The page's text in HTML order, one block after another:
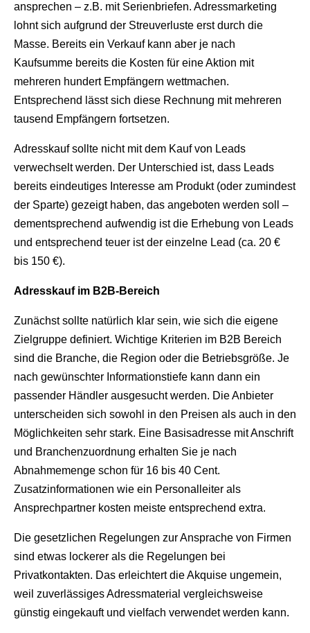
ansprechen – z.B. mit Serienbriefen. Adressmarketing
lohnt sich aufgrund der Streuverluste erst durch die
Masse. Bereits ein Verkauf kann aber je nach
Kaufsumme bereits die Kosten für eine Aktion mit
mehreren hundert Empfängern wettmachen.
Entsprechend lässt sich diese Rechnung mit mehreren
tausend Empfängern fortsetzen.
Adresskauf sollte nicht mit dem Kauf von Leads
verwechselt werden. Der Unterschied ist, dass Leads
bereits eindeutiges Interesse am Produkt (oder zumindest
der Sparte) gezeigt haben, das angeboten werden soll –
dementsprechend aufwendig ist die Erhebung von Leads
und entsprechend teuer ist der einzelne Lead (ca. 20 €
bis 150 €).
Adresskauf im B2B-Bereich
Zunächst sollte natürlich klar sein, wie sich die eigene
Zielgruppe definiert. Wichtige Kriterien im B2B Bereich
sind die Branche, die Region oder die Betriebsgröße. Je
nach gewünschter Informationstiefe kann dann ein
passender Händler ausgesucht werden. Die Anbieter
unterscheiden sich sowohl in den Preisen als auch in den
Möglichkeiten sehr stark. Eine Basisadresse mit Anschrift
und Branchenzuordnung erhalten Sie je nach
Abnahmemenge schon für 16 bis 40 Cent.
Zusatzinformationen wie ein Personalleiter als
Ansprechpartner kosten meiste entsprechend extra.
Die gesetzlichen Regelungen zur Ansprache von Firmen
sind etwas lockerer als die Regelungen bei
Privatkontakten. Das erleichtert die Akquise ungemein,
weil zuverlässiges Adressmaterial vergleichsweise
günstig eingekauft und vielfach verwendet werden kann.